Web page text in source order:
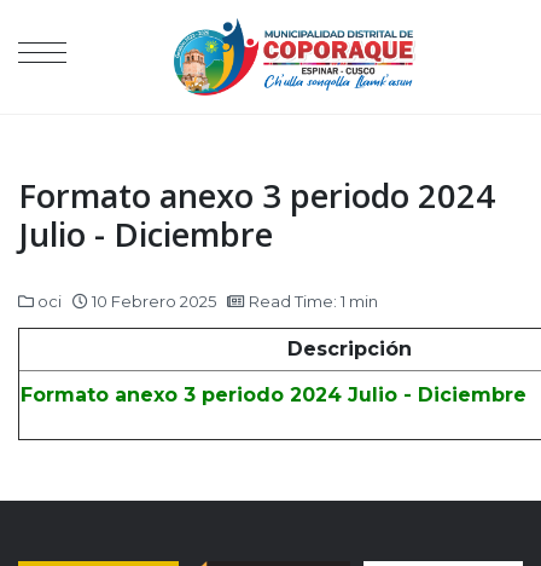
Formato anexo 3 periodo 2024
Julio - Diciembre
oci 10 Febrero 2025 Read Time: 1 min
Descripción
Formato anexo 3 periodo 2024 Julio - Diciembre